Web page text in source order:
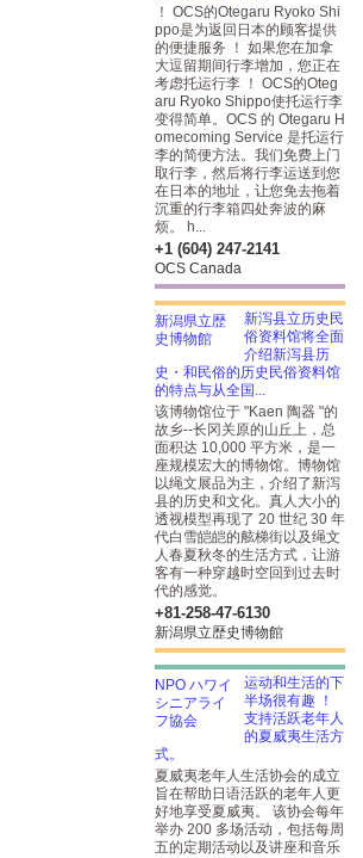
！ OCS的Otegaru Ryoko Shi
ppo是为返回日本的顾客提供
的便捷服务 ！ 如果您在加拿
大逗留期间行李增加，您正在
考虑托运行李 ！ OCS的Oteg
aru Ryoko Shippo使托运行李
变得简单。OCS 的 Otegaru H
omecoming Service 是托运行
李的简便方法。我们免费上门
取行李，然后将行李运送到您
在日本的地址，让您免去拖着
沉重的行李箱四处奔波的麻
烦。 h...
+1 (604) 247-2141
OCS Canada
新泻县立历史民
俗资料馆将全面
介绍新泻县历
史・和民俗的历史民俗资料馆
的特点与从全国...
该博物馆位于 "Kaen 陶器 "的
故乡--长冈关原的山丘上，总
面积达 10,000 平方米，是一
座规模宏大的博物馆。博物馆
以绳文展品为主，介绍了新泻
县的历史和文化。真人大小的
透视模型再现了 20 世纪 30 年
代白雪皑皑的舷梯街以及绳文
人春夏秋冬的生活方式，让游
客有一种穿越时空回到过去时
代的感觉。
+81-258-47-6130
新潟県立歴史博物館
运动和生活的下
半场很有趣 ！
支持活跃老年人
的夏威夷生活方
式。
夏威夷老年人生活协会的成立
旨在帮助日语活跃的老年人更
好地享受夏威夷。 该协会每年
举办 200 多场活动，包括每周
五的定期活动以及讲座和音乐